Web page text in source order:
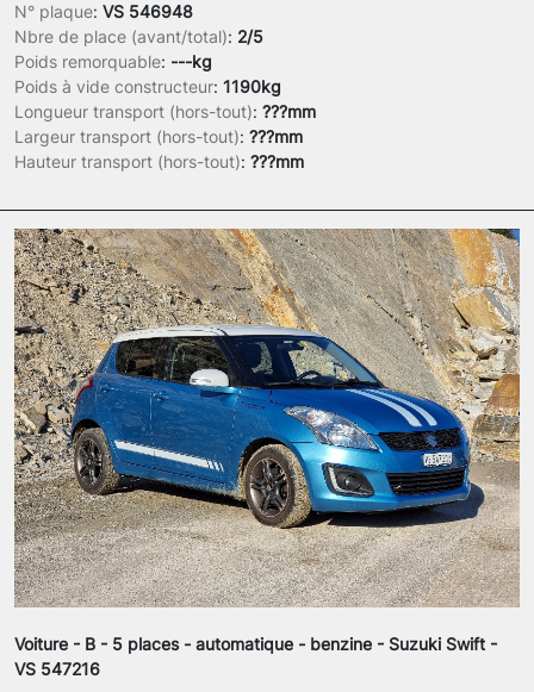
N° plaque: VS 546948
Nbre de place (avant/total): 2/5
Poids remorquable: ---kg
Poids à vide constructeur: 1190kg
Longueur transport (hors-tout): ???mm
Largeur transport (hors-tout): ???mm
Hauteur transport (hors-tout): ???mm
Voiture - B - 5 places - automatique - benzine - Suzuki Swift -
VS 547216